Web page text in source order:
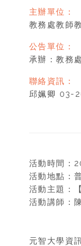
主辦單位：
教務處教師
公告單位：
承辦：教務
聯絡資訊：
邱姵卿 03-
活動時間：
活動地點：
活動主題：
活動講師：
元智大學資